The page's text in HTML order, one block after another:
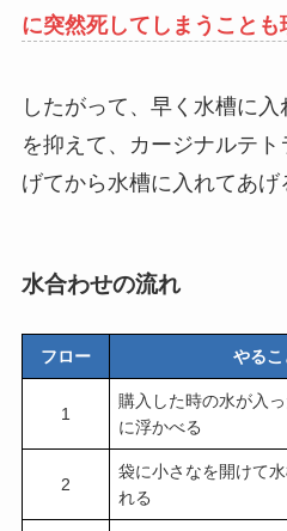
に突然死してしまうことも
したがって、早く水槽に
を抑えて、カージナルテ
げてから水槽に入れてあげ
水合わせの流れ
フロー やるこ
1
購入した時の水が入
に浮かべる
2
袋に小さなを開けて
れる